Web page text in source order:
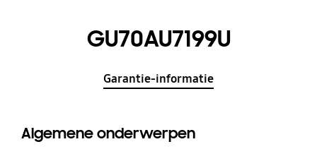
GU70AU7199U
Garantie-informatie
Algemene onderwerpen